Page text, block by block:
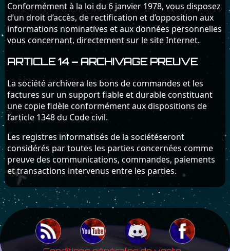
Conformément à la loi du 6 janvier 1978, vous disposez
d’un droit d’accès, de rectification et d’opposition aux
informations nominatives et aux données personnelles
vous concernant, directement sur le site Internet.
ARTICLE 14 – ARCHIVAGE PREUVE
La société archivera les bons de commandes et les
factures sur un support fiable et durable constituant
une copie fidèle conformément aux dispositions de
l’article 1348 du Code civil.
Les registres informatisés de la sociétéseront
considérés par toutes les parties concernées comme
preuve des communications, commandes, paiements
et transactions intervenus entre les parties.